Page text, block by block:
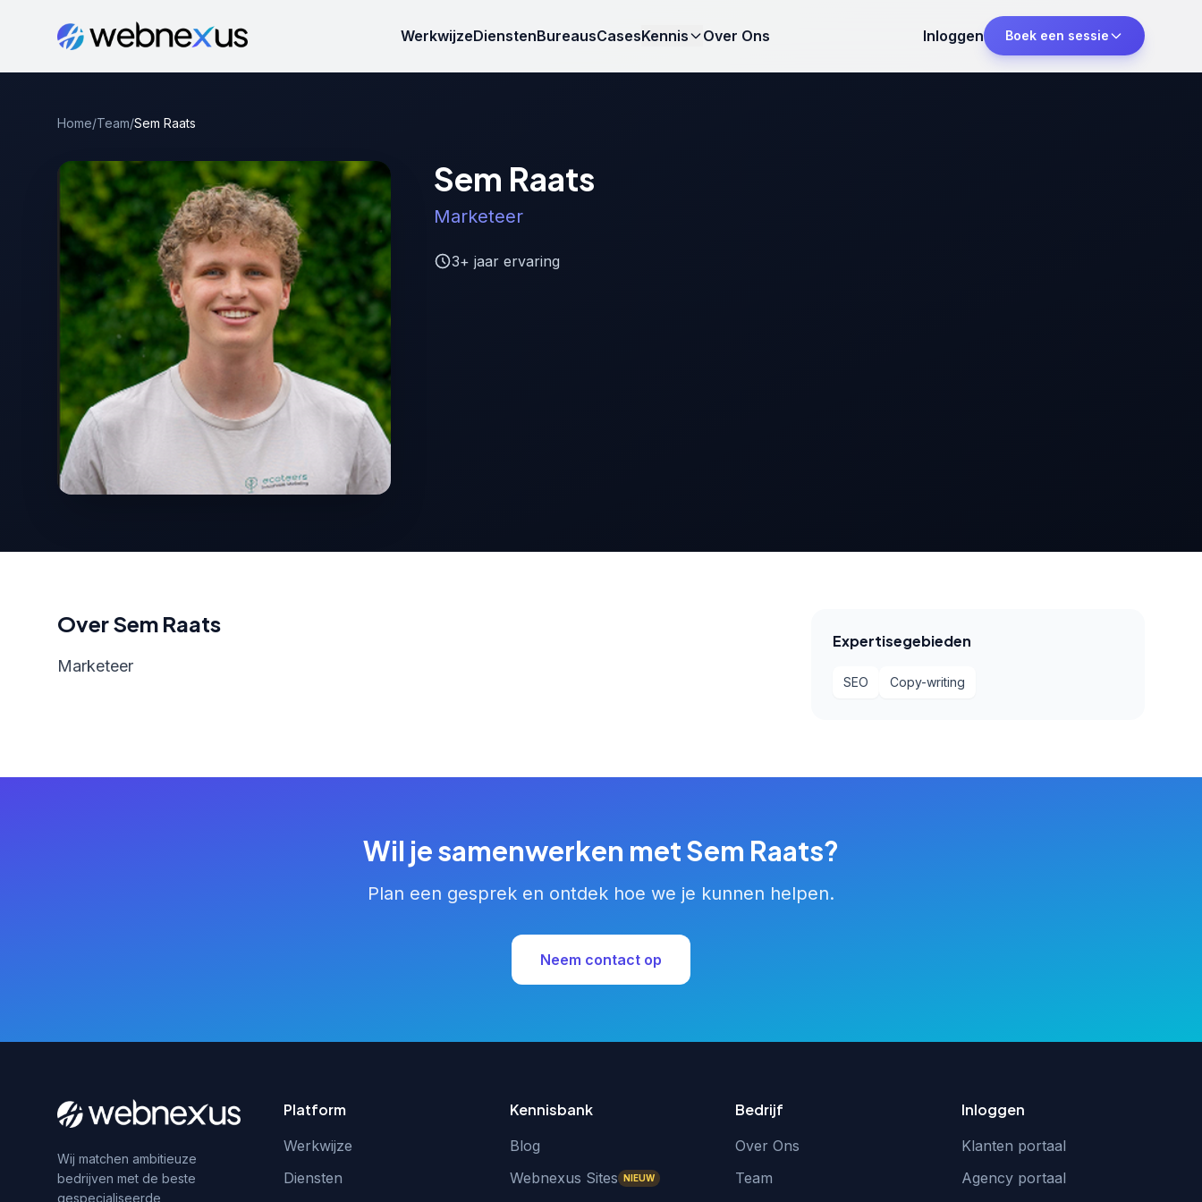
WerkwijzeDienstenBureausCasesKennis Over Ons Inloggen Boek een sessie
Home/Team/Sem Raats
Sem Raats
Marketeer
3+ jaar ervaring
Over Sem Raats
Marketeer
Expertisegebieden
SEO Copy-writing
Wil je samenwerken met Sem Raats?
Plan een gesprek en ontdek hoe we je kunnen helpen.
Neem contact op
Wij matchen ambitieuze
bedrijven met de beste
gespecialiseerde
Platform
Werkwijze
Diensten
Kennisbank
Blog
Webnexus Sites NIEUW
Bedrijf
Over Ons
Team
Inloggen
Klanten portaal
Agency portaal